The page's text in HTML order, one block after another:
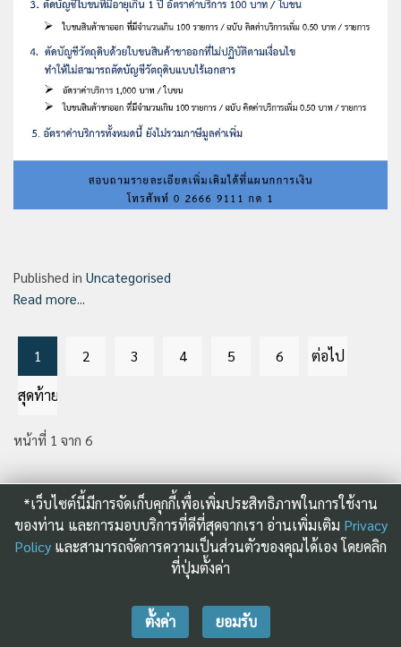
Published in Uncategorised
Read more...
1 2 3 4 5 6 ต่อไป
สุดท้าย
หน้าที่ 1 จาก 6
ปฏิทินฝึกอบรม
(On-Site) เคลียร์ทุกขั้นตอน ก่อนใช้ระบบ RMTS
(On-site) เจาะลึกขั้นตอนและเทคนิคการเปิดดำเนิน
การ BOI
*เว็บไซต์นี้มีการจัดเก็บคุกกี้เพื่อเพิ่มประสิทธิภาพในการใช้งาน
ของท่าน และการมอบบริการที่ดีที่สุดจากเรา อ่านเพิ่มเติม Privacy
Policy และสามารถจัดการความเป็นส่วนตัวของคุณได้เอง โดยคลิก
ที่ปุ่มตั้งค่า
ตั้งค่า ยอมรับ